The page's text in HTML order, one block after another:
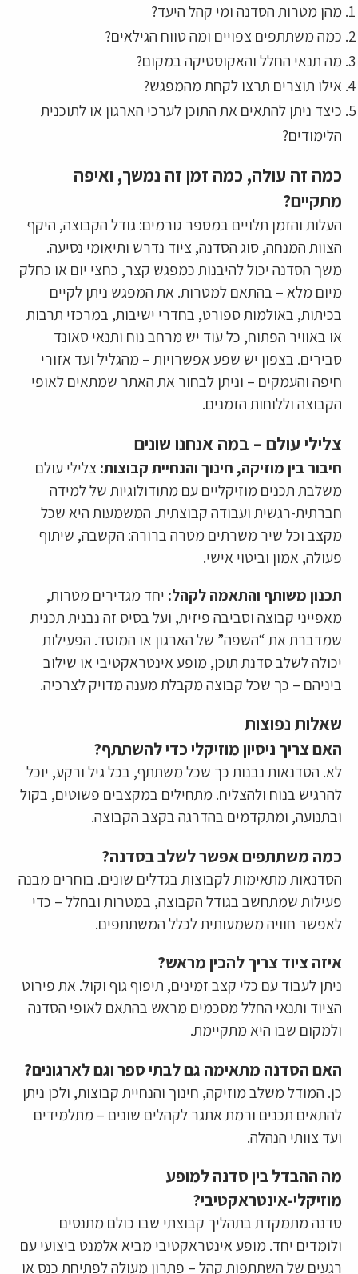
מהן מטרות הסדנה ומי קהל היעד?
כמה משתתפים צפויים ומה טווח הגילאים?
מה תנאי החלל והאקוסטיקה במקום?
אילו תוצרים תרצו לקחת מהמפגש?
כיצד ניתן להתאים את התוכן לערכי הארגון או לתוכנית
הלימודים?
כמה זה עולה, כמה זמן זה נמשך, ואיפה
מתקיים?
העלות והזמן תלויים במספר גורמים: גודל הקבוצה, היקף
הצוות המנחה, סוג הסדנה, ציוד נדרש ותיאומי נסיעה.
משך הסדנה יכול להיבנות כמפגש קצר, כחצי יום או כחלק
מיום מלא – בהתאם למטרות. את המפגש ניתן לקיים
בכיתות, באולמות ספורט, בחדרי ישיבות, במרכזי תרבות
או באוויר הפתוח, כל עוד יש מרחב נוח ותנאי סאונד
סבירים. בצפון יש שפע אפשרויות – מהגליל ועד אזורי
חיפה והעמקים – וניתן לבחור את האתר שמתאים לאופי
הקבוצה וללוחות הזמנים.
צלילי עולם – במה אנחנו שונים
חיבור בין מוזיקה, חינוך והנחיית קבוצות: צלילי עולם
משלבת תכנים מוזיקליים עם מתודולוגיות של למידה
חברתית-רגשית ועבודה קבוצתית. המשמעות היא שכל
מקצב וכל שיר משרתים מטרה ברורה: הקשבה, שיתוף
פעולה, אמון וביטוי אישי.
תכנון משותף והתאמה לקהל: יחד מגדירים מטרות,
מאפייני קבוצה וסביבה פיזית, ועל בסיס זה נבנית תכנית
שמדברת את “השפה” של הארגון או המוסד. הפעילות
יכולה לשלב סדנת תוכן, מופע אינטראקטיבי או שילוב
ביניהם – כך שכל קבוצה מקבלת מענה מדויק לצרכיה.
שאלות נפוצות
האם צריך ניסיון מוזיקלי כדי להשתתף?
לא. הסדנאות נבנות כך שכל משתתף, בכל גיל ורקע, יוכל
להרגיש בנוח ולהצליח. מתחילים במקצבים פשוטים, בקול
ובתנועה, ומתקדמים בהדרגה בקצב הקבוצה.
כמה משתתפים אפשר לשלב בסדנה?
הסדנאות מתאימות לקבוצות בגדלים שונים. בוחרים מבנה
פעילות שמתחשב בגודל הקבוצה, במטרות ובחלל – כדי
לאפשר חוויה משמעותית לכלל המשתתפים.
איזה ציוד צריך להכין מראש?
ניתן לעבוד עם כלי קצב זמינים, תיפוף גוף וקול. את פירוט
הציוד ותנאי החלל מסכמים מראש בהתאם לאופי הסדנה
ולמקום שבו היא מתקיימת.
האם הסדנה מתאימה גם לבתי ספר וגם לארגונים?
כן. המודל משלב מוזיקה, חינוך והנחיית קבוצות, ולכן ניתן
להתאים תכנים ורמת אתגר לקהלים שונים – מתלמידים
ועד צוותי הנהלה.
מה ההבדל בין סדנה למופע
מוזיקלי-אינטראקטיבי?
סדנה מתמקדת בתהליך קבוצתי שבו כולם מתנסים
ולומדים יחד. מופע אינטראקטיבי מביא אלמנט ביצועי עם
רגעים של השתתפות קהל – פתרון מעולה לפתיחת כנס או